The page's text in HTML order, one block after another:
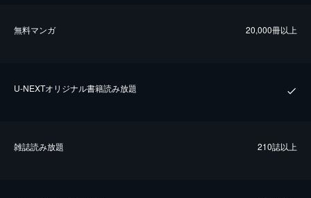
無料マンガ 20,000冊以上
U-NEXTオリジナル書籍読み放題
雑誌読み放題 210誌以上